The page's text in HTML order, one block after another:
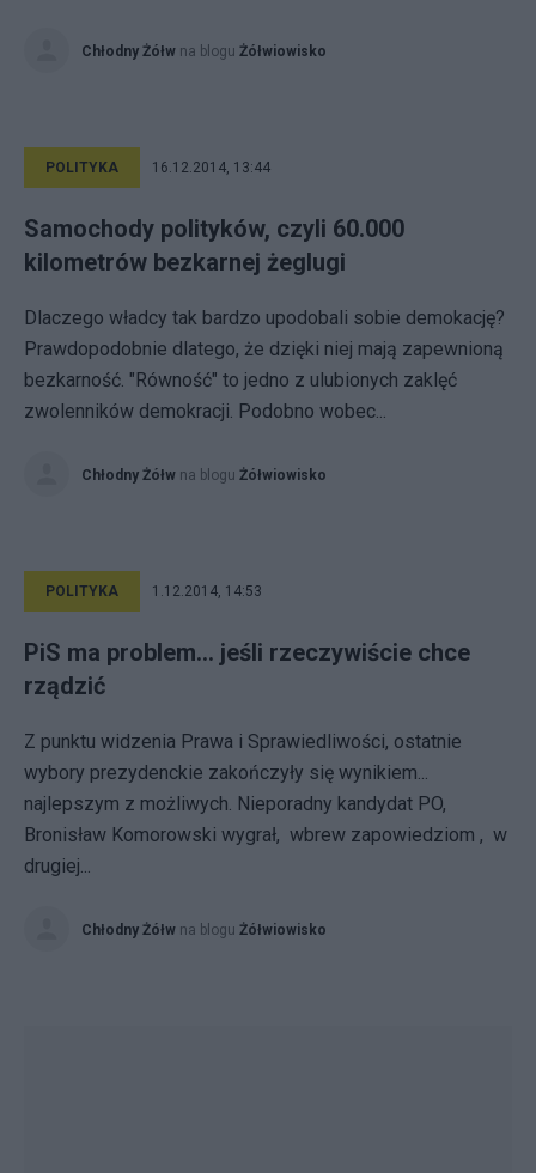
Chłodny Żółw na blogu Żółwiowisko
POLITYKA 16.12.2014, 13:44
Samochody polityków, czyli 60.000
kilometrów bezkarnej żeglugi
Dlaczego władcy tak bardzo upodobali sobie demokację?
Prawdopodobnie dlatego, że dzięki niej mają zapewnioną
bezkarność. "Równość" to jedno z ulubionych zaklęć
zwolenników demokracji. Podobno wobec...
Chłodny Żółw na blogu Żółwiowisko
POLITYKA 1.12.2014, 14:53
PiS ma problem... jeśli rzeczywiście chce
rządzić
Z punktu widzenia Prawa i Sprawiedliwości, ostatnie
wybory prezydenckie zakończyły się wynikiem...
najlepszym z możliwych. Nieporadny kandydat PO,
Bronisław Komorowski wygrał, wbrew zapowiedziom , w
drugiej...
Chłodny Żółw na blogu Żółwiowisko